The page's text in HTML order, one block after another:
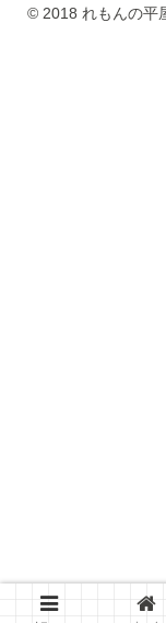
© 2018 れもんの平